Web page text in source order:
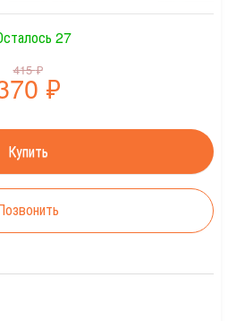
27
415₽ ₽